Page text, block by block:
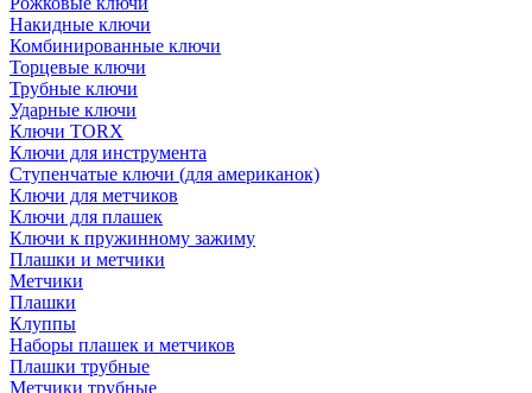
Накидные ключи
Комбинированные ключи
Торцевые ключи
Трубные ключи
Ударные ключи
Ключи TORX
Ключи для инструмента
Ступенчатые ключи (для американок)
Ключи для метчиков
Ключи для плашек
Ключи к пружинному зажиму
Плашки и метчики
Метчики
Плашки
Клуппы
Наборы плашек и метчиков
Плашки трубные
Метчики трубные